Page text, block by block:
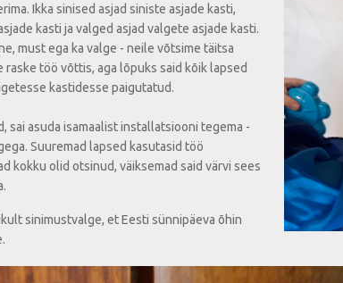
Ikka sinised asjad siniste asjade kasti,
kasti ja valged asjad valgete asjade kasti.
must ega ka valge - neile võtsime täitsa
raske töö võttis, aga lõpuks said kõik lapsed
kastidesse paigutatud.
sai asuda isamaalist installatsiooni tegema -
Suuremad lapsed kasutasid töö
kokku olid otsinud, väiksemad said värvi sees
sinimustvalge, et Eesti sünnipäeva õhin